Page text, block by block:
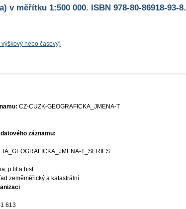
v měřítku 1:500 000. ISBN 978-80-86918-93-8.
nebo časový)
CZ-CUZK-GEOGRAFICKA_JMENA-T
záznamu:
T_SERIES
p.fil.a hist.
zeměměřický a katastrální
613